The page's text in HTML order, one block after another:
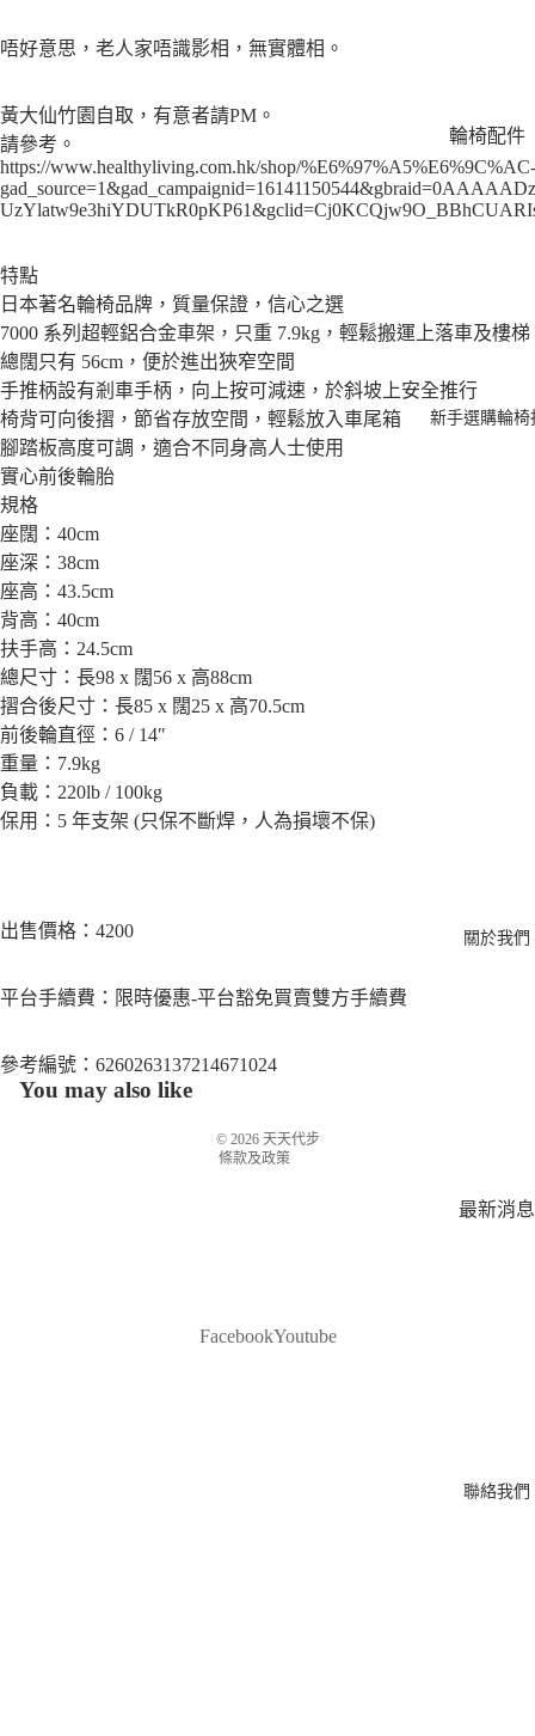
輪椅配件
柺杖
樂齡科技
新手選購輪椅
關於我們
最新消息
聯絡我們
唔好意思，老人家唔識影相，無實體相。
黃大仙竹園自取，有意者請PM。
請參考。
https://www.healthyliving.com.hk/shop/
特點
日本著名輪椅品牌，質量保證，信心之選
7000 系列超輕鋁合金車架，只重 7.9kg，輕鬆搬運上落車及樓梯
總闊只有 56cm，便於進出狹窄空間
手推柄設有剎車手柄，向上按可減速，於斜坡上安全推行
椅背可向後摺，節省存放空間，輕鬆放入車尾箱
腳踏板高度可調，適合不同身高人士使用
實心前後輪胎
規格
座闊：40cm
座深：38cm
座高：43.5cm
背高：40cm
扶手高：24.5cm
總尺寸：長98 x 闊56 x 高88cm
摺合後尺寸：長85 x 闊25 x 高70.5cm
前後輪直徑：6 / 14″
重量：7.9kg
負載：220lb / 100kg
保用：5 年支架 (只保不斷焊，人為損壞不保)
出售價格：4200
平台手續費：限時優惠-平台豁免買賣雙方手續費
參考編號： 6260263137214671024
You may also like
© 2026 天天代步
條款及政策
FacebookYoutube